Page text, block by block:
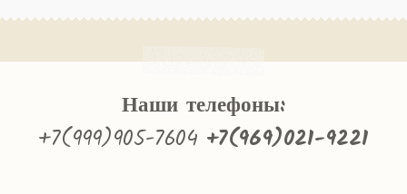
Наши телефоны:
+7(999)905-7604 +7(969)021-9221